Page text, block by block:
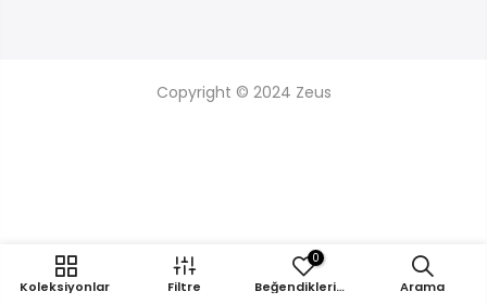
Copyright © 2024 Zeus
Koleksiyonlar Filtre
0
Beğendikleriniz Arama